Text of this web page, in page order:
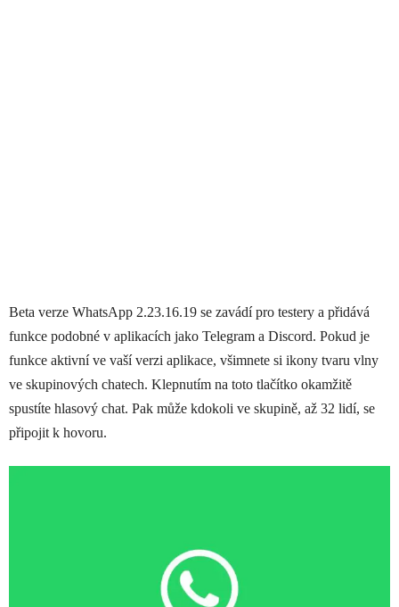
Beta verze WhatsApp 2.23.16.19 se zavádí pro testery a přidává
funkce podobné v aplikacích jako Telegram a Discord. Pokud je
funkce aktivní ve vaší verzi aplikace, všimnete si ikony tvaru vlny
ve skupinových chatech. Klepnutím na toto tlačítko okamžitě
spustíte hlasový chat. Pak může kdokoli ve skupině, až 32 lidí, se
připojit k hovoru.